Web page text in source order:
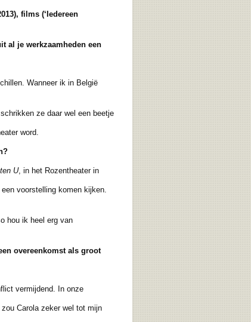
films (‘Iedereen
al je werkzaamheden een
Wanneer ik in België
ze daar wel een beetje
word.
U, in het Rozentheater in
voorstelling komen kijken.
hou ik heel erg van
overeenkomst als groot
vermijdend. In onze
Carola zeker wel tot mijn